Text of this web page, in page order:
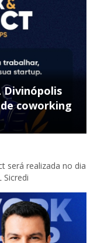
Divinópolis
coworking
será realizada no dia
Sicredi